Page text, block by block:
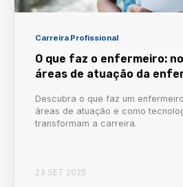
Carreira Profissional
O que faz o enfermeiro:
áreas de atuação da
Descubra o que faz um
áreas de atuação e como
transformam a carreira.
23 SET 2025